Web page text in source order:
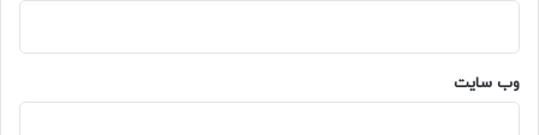
وب‌ سایت